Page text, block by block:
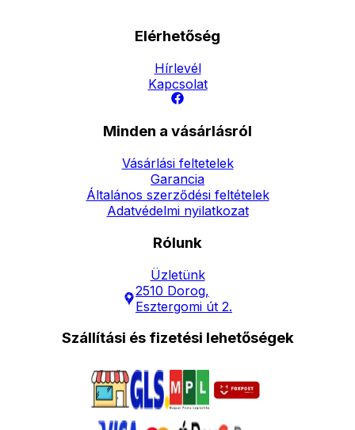
Elérhetőség
Hírlevél
Kapcsolat
Minden a vásárlásról
Vásárlási feltetelek
Garancia
Általános szerződési feltételek
Adatvédelmi nyilatkozat
Rólunk
Üzletünk
2510 Dorog,
Esztergomi út 2.
Szállítási és fizetési lehetőségek